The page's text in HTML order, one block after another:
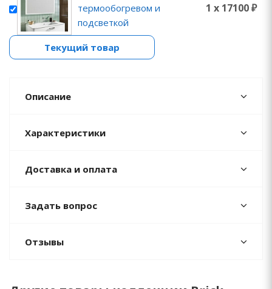
термообогревом и
подсветкой
1 x 17100 ₽
Текущий товар
Описание
Характеристики
Доставка и оплата
Задать вопрос
Отзывы